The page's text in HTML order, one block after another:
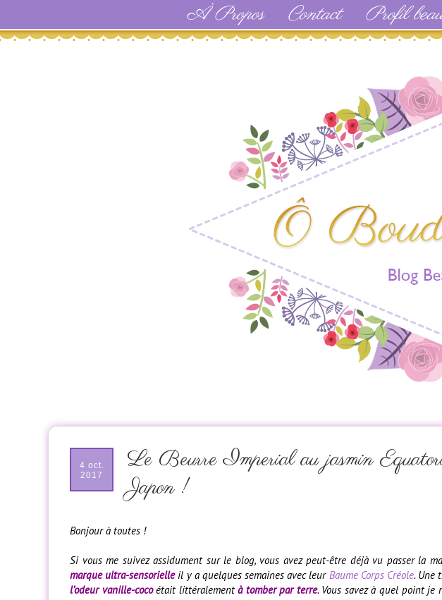
À Propos Contact Profil
4 oct.
2017
Le Beurre Imperial au jasmin
Japon !
Bonjour à toutes !
Si vous me suivez assidument sur le blog, vous avez peut-être déjà vu passer la
marque ultra-sensorielleil y a quelques semaines avec leur Baume Corps Créole. Une
l’odeur vanille-cocoétait littéralementà tomber par terre. Vous savez à quel point je